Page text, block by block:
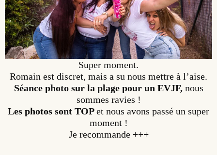
Super moment.
Romain est discret, mais a su nous mettre à l’aise.
Séance photo sur la plage pour un EVJF,nous
sommes ravies !
Les photos sont TOPet nous avons passé un super
moment !
Je recommande +++